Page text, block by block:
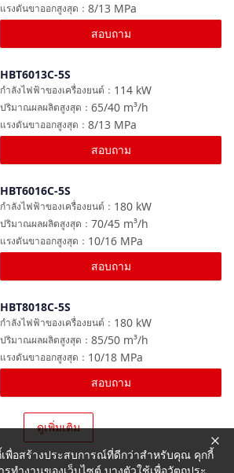
8/13 MPa
แรงดันขาออกสูงสุด ：
สอบถาม
HBT6013C-5S
114 kW
กำลังไฟฟ้าของเครื่องยนต์ ：
65/40 m³/h
ปริมาณผลผลิตสูงสุด ：
8/13 MPa
แรงดันขาออกสูงสุด ：
สอบถาม
HBT6016C-5S
180 kW
กำลังไฟฟ้าของเครื่องยนต์ ：
70/45 m³/h
ปริมาณผลผลิตสูงสุด ：
10/16 MPa
แรงดันขาออกสูงสุด ：
สอบถาม
HBT8018C-5S
180 kW
กำลังไฟฟ้าของเครื่องยนต์ ：
85/50 m³/h
ปริมาณผลผลิตสูงสุด ：
10/18 MPa
แรงดันขาออกสูงสุด ：
สอบถาม
ดูเพิ่มเติม
เพื่อสร้างประสบการณ์ที่ดีกว่าสำหรับคุณ คุกกี้